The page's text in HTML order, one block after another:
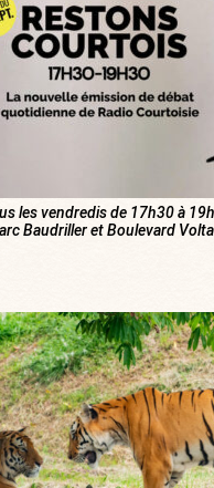
les vendredis de 17h30 à
Baudriller et Boulevard